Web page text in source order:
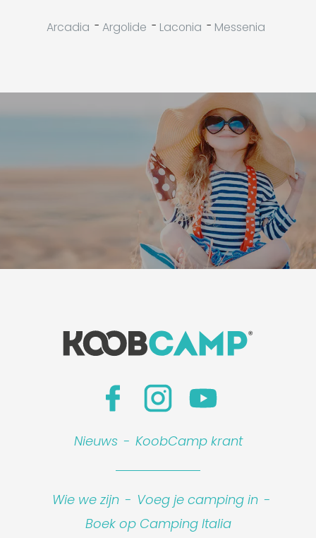
Arcadia - Argolide - Laconia - Messenia
Nieuws - KoobCamp krant
Wie we zijn - Voeg je camping in -
Boek op Camping Italia